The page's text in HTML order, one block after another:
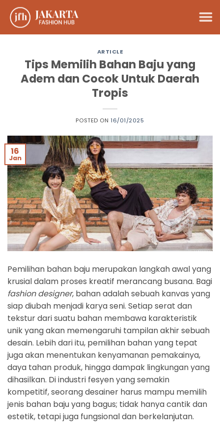
Skip
content
ARTICLE
Tips Memilih Bahan Baju yang
Adem dan Cocok Untuk Daerah
Tropis
POSTED ON 16/01/2025
16
Jan
Pemilihan bahan baju merupakan langkah awal yang
krusial dalam proses kreatif merancang busana. Bagi
fashion designer, bahan adalah sebuah kanvas yang
siap diubah menjadi karya seni. Setiap serat dan
tekstur dari suatu bahan membawa karakteristik
unik yang akan memengaruhi tampilan akhir sebuah
desain. Lebih dari itu, pemilihan bahan yang tepat
juga akan menentukan kenyamanan pemakainya,
daya tahan produk, hingga dampak lingkungan yang
dihasilkan. Di industri fesyen yang semakin
kompetitif, seorang desainer harus mampu memilih
jenis bahan baju yang bagus; tidak hanya cantik dan
estetik, tetapi juga fungsional dan berkelanjutan.